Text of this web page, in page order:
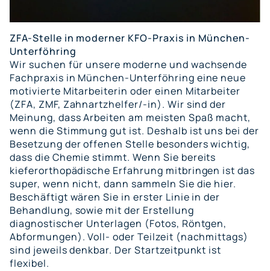
ZFA-Stelle in moderner KFO-Praxis in München-
Unterföhring
Wir suchen für unsere moderne und wachsende
Fachpraxis in München-Unterföhring eine neue
motivierte Mitarbeiterin oder einen Mitarbeiter
(ZFA, ZMF, Zahnartzhelfer/-in). Wir sind der
Meinung, dass Arbeiten am meisten Spaß macht,
wenn die Stimmung gut ist. Deshalb ist uns bei der
Besetzung der offenen Stelle besonders wichtig,
dass die Chemie stimmt. Wenn Sie bereits
kieferorthopädische Erfahrung mitbringen ist das
super, wenn nicht, dann sammeln Sie die hier.
Beschäftigt wären Sie in erster Linie in der
Behandlung, sowie mit der Erstellung
diagnostischer Unterlagen (Fotos, Röntgen,
Abformungen). Voll- oder Teilzeit (nachmittags)
sind jeweils denkbar. Der Startzeitpunkt ist
flexibel.